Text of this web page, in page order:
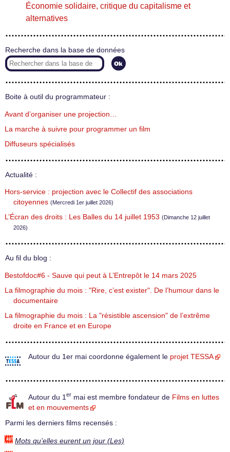
Économie solidaire, critique du capitalisme et
alternatives
Recherche dans la base de données
Boite à outil du programmateur :
Avant d’organiser une projection…
La marche à suivre pour programmer un film
Diffuseurs spécialisés
Actualité :
Hors-service : projection avec le Collectif des associations
citoyennes (Mercredi 1er juillet 2026)
L’Écran des droits : Les Balles du 14 juillet 1953 (Dimanche 12 juillet
2026)
Au fil du blog :
Bestofdoc#6 - Sauve qui peut à L’Entrepôt le 14 mars 2025
La filmographie du mois : "Rire, c’est exister". De l’humour dans le
documentaire
La filmographie du mois : La "résistible ascension" de l’extrême
droite en France et en Europe
Autour du 1er mai coordonne également le projet TESSA
Autour du 1 er mai est membre fondateur de Films en luttes
et en mouvements
Parmi les derniers films recensés :
Mots qu’elles eurent un jour (Les)